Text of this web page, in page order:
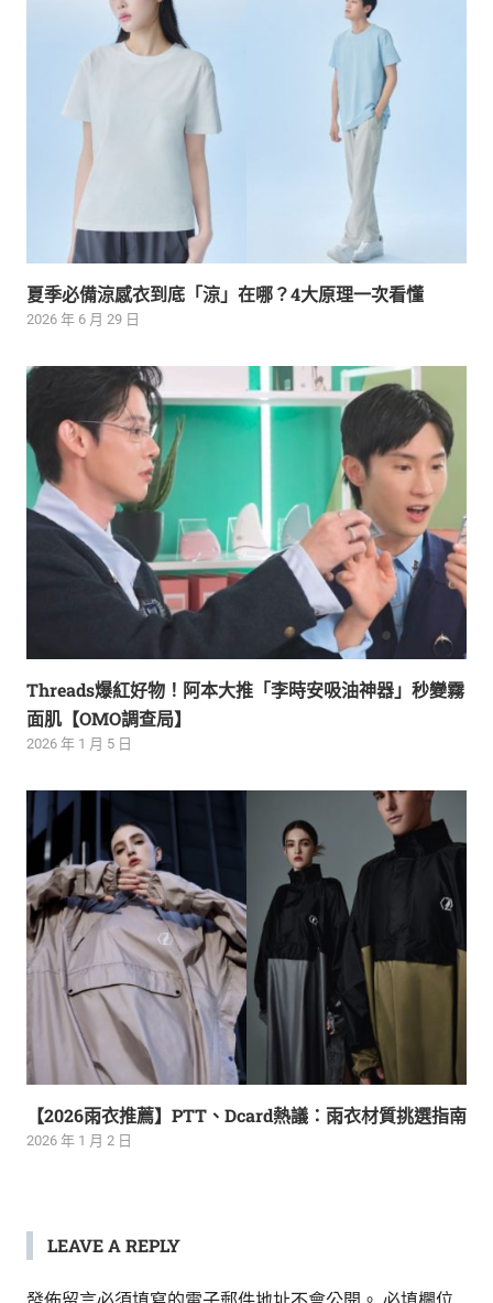
夏季必備涼感衣到底「涼」在哪？4大原理一次看懂
2026 年 6 月 29 日
Threads爆紅好物！阿本大推「李時安吸油神器」秒變霧
面肌【OMO調查局】
2026 年 1 月 5 日
【2026雨衣推薦】PTT、Dcard熱議：雨衣材質挑選指南
2026 年 1 月 2 日
LEAVE A REPLY